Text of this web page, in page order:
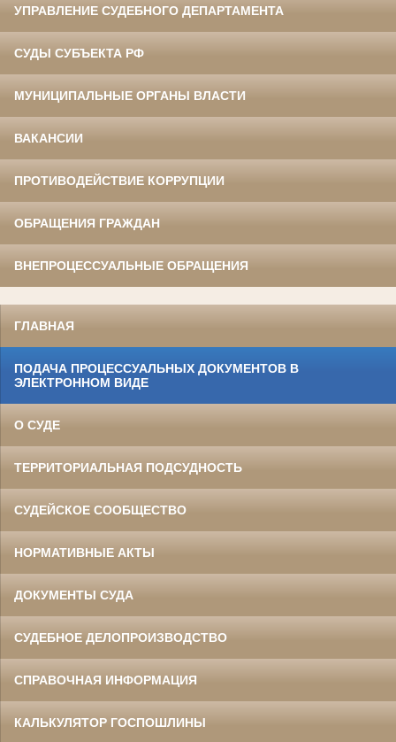
УПРАВЛЕНИЕ СУДЕБНОГО ДЕПАРТАМЕНТА
СУДЫ СУБЪЕКТА РФ
МУНИЦИПАЛЬНЫЕ ОРГАНЫ ВЛАСТИ
ВАКАНСИИ
ПРОТИВОДЕЙСТВИЕ КОРРУПЦИИ
ОБРАЩЕНИЯ ГРАЖДАН
ВНЕПРОЦЕССУАЛЬНЫЕ ОБРАЩЕНИЯ
ГЛАВНАЯ
ПОДАЧА ПРОЦЕССУАЛЬНЫХ ДОКУМЕНТОВ В
ЭЛЕКТРОННОМ ВИДЕ
О СУДЕ
ТЕРРИТОРИАЛЬНАЯ ПОДСУДНОСТЬ
СУДЕЙСКОЕ СООБЩЕСТВО
НОРМАТИВНЫЕ АКТЫ
ДОКУМЕНТЫ СУДА
СУДЕБНОЕ ДЕЛОПРОИЗВОДСТВО
СПРАВОЧНАЯ ИНФОРМАЦИЯ
КАЛЬКУЛЯТОР ГОСПОШЛИНЫ